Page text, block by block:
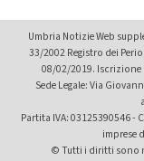
Umbria Notizie Web
33/2002 Registro dei
08/02/2019. Iscrizione
Sede Legale: Via
Partita IVA: 03125390546 -
imprese
© Tutti i diritti sono